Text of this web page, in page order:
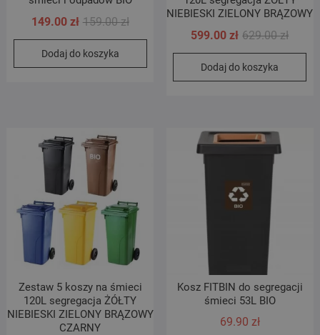
159.00złPierwotna
cena
wynosiła:
159.00 zł.
149.00 zł
Aktualna
cena
149.00 zł.
Dodaj do koszyka
NIEBIESKI ZIELONY BRĄZOWY
629.00zł
cena
629.00
599.00zł
cena
599.00
Dodaj do koszyka
Zestaw 5 koszy na śmieci
120L segregacja ŻÓŁTY
NIEBIESKI ZIELONY BRĄZOWY
CZARNY
Kosz FITBIN do segregacji
śmieci 53L BIO
69.90 zł